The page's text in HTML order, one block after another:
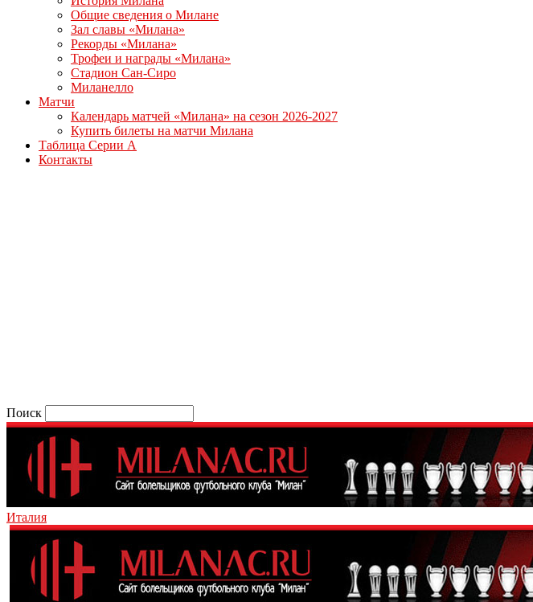
Общие сведения о Милане
Зал славы «Милана»
Рекорды «Милана»
Трофеи и награды «Милана»
Стадион Сан-Сиро
Миланелло
Матчи
Календарь матчей «Милана» на сезон 2026-2027
Купить билеты на матчи Милана
Таблица Серии А
Контакты
Поиск
Италия